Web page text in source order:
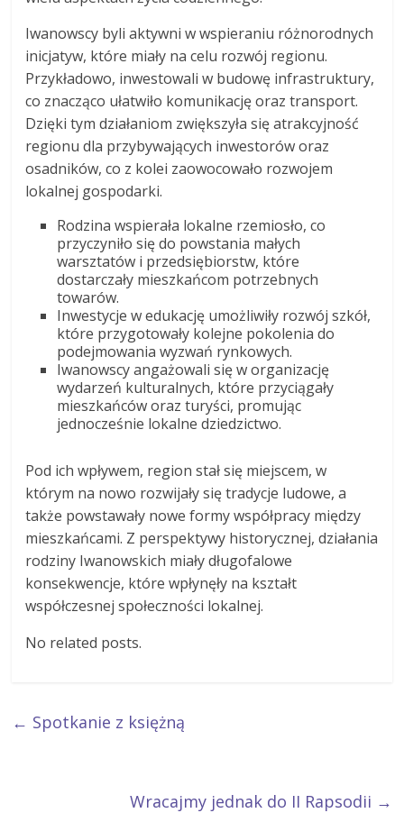
Iwanowscy byli aktywni w wspieraniu różnorodnych
inicjatyw, które miały na celu rozwój regionu.
Przykładowo, inwestowali w budowę infrastruktury,
co znacząco ułatwiło komunikację oraz transport.
Dzięki tym działaniom zwiększyła się atrakcyjność
regionu dla przybywających inwestorów oraz
osadników, co z kolei zaowocowało rozwojem
lokalnej gospodarki.
Rodzina wspierała lokalne rzemiosło, co
przyczyniło się do powstania małych
warsztatów i przedsiębiorstw, które
dostarczały mieszkańcom potrzebnych
towarów.
Inwestycje w edukację umożliwiły rozwój szkół,
które przygotowały kolejne pokolenia do
podejmowania wyzwań rynkowych.
Iwanowscy angażowali się w organizację
wydarzeń kulturalnych, które przyciągały
mieszkańców oraz turyści, promując
jednocześnie lokalne dziedzictwo.
Pod ich wpływem, region stał się miejscem, w
którym na nowo rozwijały się tradycje ludowe, a
także powstawały nowe formy współpracy między
mieszkańcami. Z perspektywy historycznej, działania
rodziny Iwanowskich miały długofalowe
konsekwencje, które wpłynęły na kształt
współczesnej społeczności lokalnej.
No related posts.
← Spotkanie z księżną
Wracajmy jednak do II Rapsodii →